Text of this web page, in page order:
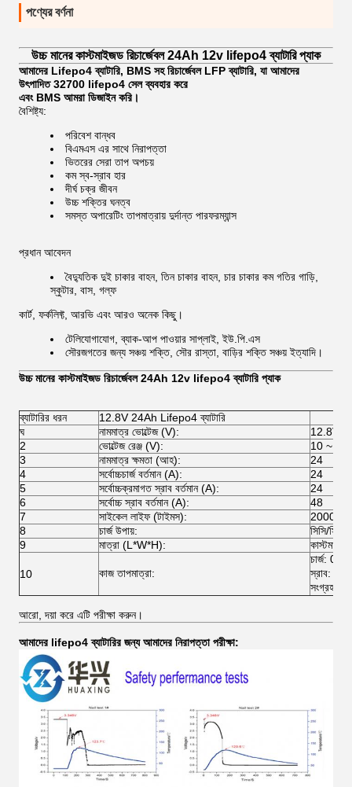
পণ্যের বর্ণনা
উচ্চ মানের কাস্টমাইজড রিচার্জেবল 24Ah 12v lifepo4 ব্যাটারি প্যাক
আমাদের Lifepo4 ব্যাটারি, BMS সহ রিচার্জেবল LFP ব্যাটারি, যা আমাদের
উৎপাদিত 32700 lifepo4 সেল ব্যবহার করে
এবং BMS আমরা ডিজাইন করি।
বৈশিষ্ট্য:
পরিবেশ বান্ধব
বিএমএস এর সাথে নিরাপত্তা
ভিতরের সেরা তাপ অপচয়
কম স্ব-স্রাব হার
দীর্ঘ চক্র জীবন
উচ্চ শক্তির ঘনত্ব
সমস্ত অপারেটিং তাপমাত্রায় দুর্দান্ত পারফরম্যান্স
প্রধান আবেদন
বৈদ্যুতিক দুই চাকার বাহন, তিন চাকার বাহন, চার চাকার কম গতির গাড়ি,
স্কুটার, বাস, গল্ফ
কার্ট, ফর্কলিফ্ট, আরভি এবং আরও অনেক কিছু।
টেলিযোগাযোগ, ব্যাক-আপ পাওয়ার সাপ্লাই, ইউ.পি.এস
সৌরজগতের জন্য সঞ্চয় শক্তি, সৌর রাস্তা, বাড়ির শক্তি সঞ্চয় ইত্যাদি।
উচ্চ মানের কাস্টমাইজড রিচার্জেবল 24Ah 12v lifepo4 ব্যাটারি প্যাক
ব্যাটারির ধরন
12.8V 24Ah Lifepo4 ব্যাটারি
ঘ
নামমাত্র ভোল্টেজ (V):
12.8V
2
ভোল্টেজ রেঞ্জ (V):
10 ~
3
নামমাত্র ক্ষমতা (আহ):
24
4
সর্বোচ্চচার্জ বর্তমান (A):
24
5
সর্বোচ্চক্রমাগত স্রাব বর্তমান (A):
24
6
সর্বোচ্চ স্রাব বর্তমান (A):
48
7
সাইকেল লাইফ (টাইমস):
2000
8
চার্জ উপায়:
সিসি/সিভি
9
মাত্রা (L*W*H): কাস্টমাইজ
10 কাজ তাপমাত্রা:
চার্জ: 0
স্রাব: -
আরো, দয়া করে এটি পরীক্ষা করুন।
আমাদের lifepo4 ব্যাটারির জন্য আমাদের নিরাপত্তা পরীক্ষা: